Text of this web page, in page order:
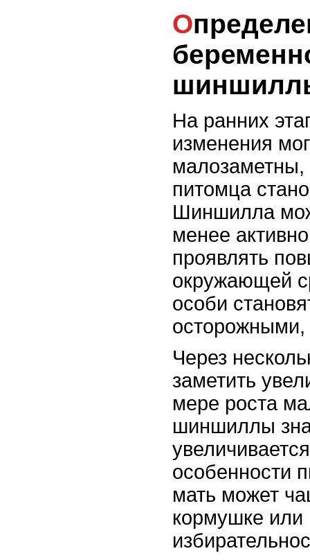
Определение признаков
На ранних
изменения
малозаметны,
питомца
Шиншилла
менее
проявлять
окружающей
особи
осторожными,
Через
заметить
мере роста
шиншиллы
особенности
мать может
кормушке или